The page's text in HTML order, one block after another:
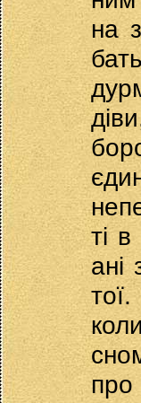
на
ті
ані
про